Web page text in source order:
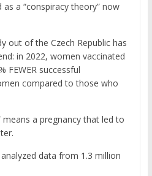
a “conspiracy theory” now
out of the Czech Republic has
in 2022, women vaccinated
FEWER successful
compared to those who
means a pregnancy that led to
data from 1.3 million